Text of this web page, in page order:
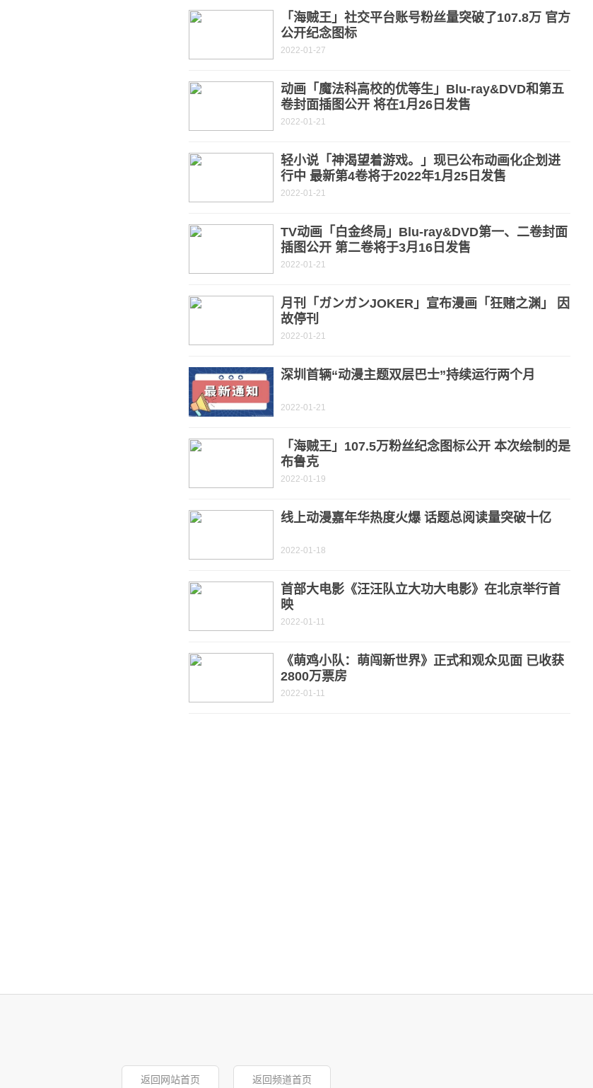
「海贼王」社交平台账号粉丝量突破了107.8万 官方
公开纪念图标
2022-01-27
动画「魔法科高校的优等生」Blu-ray&DVD和第五
卷封面插图公开 将在1月26日发售
2022-01-21
轻小说「神渴望着游戏。」现已公布动画化企划进
行中 最新第4卷将于2022年1月25日发售
2022-01-21
TV动画「白金终局」Blu-ray&DVD第一、二卷封面
插图公开 第二卷将于3月16日发售
2022-01-21
月刊「ガンガンJOKER」宣布漫画「狂赌之渊」 因
故停刊
2022-01-21
深圳首辆“动漫主题双层巴士”持续运行两个月
2022-01-21
「海贼王」107.5万粉丝纪念图标公开 本次绘制的是
布鲁克
2022-01-19
线上动漫嘉年华热度火爆 话题总阅读量突破十亿
2022-01-18
首部大电影《汪汪队立大功大电影》在北京举行首
映
2022-01-11
《萌鸡小队：萌闯新世界》正式和观众见面 已收获
2800万票房
2022-01-11
返回网站首页 返回频道首页